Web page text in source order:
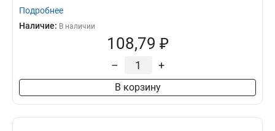
Подробнее
Наличие: В наличии
108,79 ₽
– +
В корзину